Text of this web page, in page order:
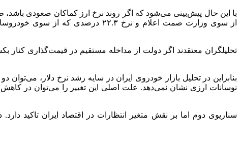
از سوی وزارت صمت اعلام و نرخ
تحلیلگران معتقدند اگر دولت از مداخله مستقیم در قیمت‌گذاری کنار
بنابراین در تحلیل بازار خودروی ایران در سایه رشد نرخ دلار،
نوسانات ارزی نشان نمی‌دهد. علت اصلی این تغییر را می‌توان در
سناریوی دوم اما بر نقش متغیر انتظارات در اقتصاد ایران تاکید